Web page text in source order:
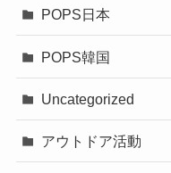
POPS日本
POPS韓国
Uncategorized
アウトドア活動